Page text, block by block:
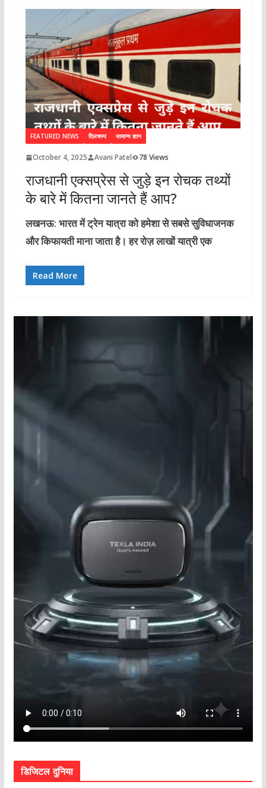
FEATURED NEWS दिलचस्प सामान्य ज्ञान
October 4, 2025 Avani Patel 78 Views
राजधानी एक्सप्रेस से जुड़े इन रोचक तथ्यों
के बारे में कितना जानते हैं आप?
लखनऊ: भारत में ट्रेन यात्रा को हमेशा से सबसे सुविधाजनक
और किफायती माना जाता है। हर रोज़ लाखों यात्री एक
Read More
डिजिटल दुनिया